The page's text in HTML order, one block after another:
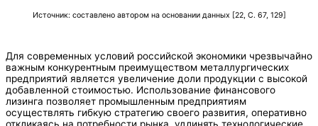
Источник: составлено автором на основании данных [22, С. 67, 129]
Для современных условий российской экономики чрезвычайно
важным конкурентным преимуществом металлургических
предприятий является увеличение доли продукции с высокой
добавленной стоимостью. Использование финансового
лизинга позволяет промышленным предприятиям
осуществлять гибкую стратегию своего развития, оперативно